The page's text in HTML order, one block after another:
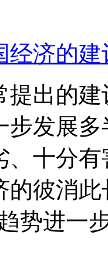
经济的
提出的
步发展
、十分
的彼消
势进一